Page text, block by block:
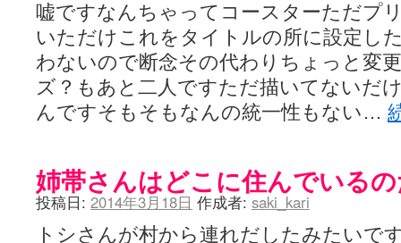
嘘ですなんちゃってコースターただプ
いただけこれをタイトルの所に設定し
わないので断念その代わりちょっと変
ズ？もあと二人ですただ描いてないだ
んですそもそもなんの統一性もない…
姉帯さんはどこに住んでいる
投稿日: 2014年3月18日 作成者: saki_kari
トシさんが村から連れだしたみたいで